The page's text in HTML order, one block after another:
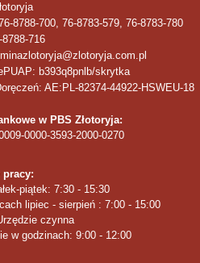
8788-700, 76-8783-579, 76-8783-780
8788-716
b393q8pnlb/skrytka
AE:PL-82374-44922-HSWEU-18
w PBS Złotoryja:
0000-3593-2000-0270
pracy:
piątek: 7:30 - 15:30
lipiec - sierpień : 7:00 - 15:00
czynna
w godzinach: 9:00 - 12:00